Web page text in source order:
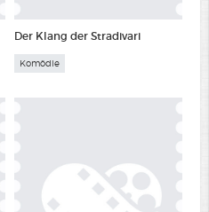
Der Klang der Stradivari
Komödie